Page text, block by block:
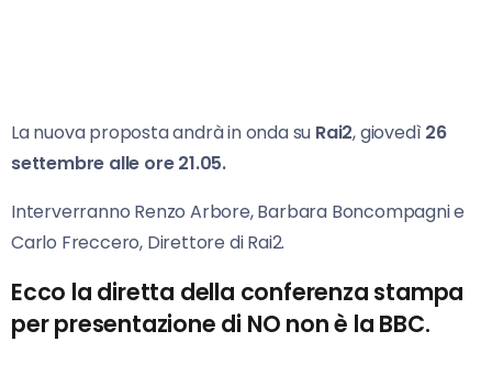
La nuova proposta andrà in onda su Rai2, giovedì26
settembre alle ore 21.05.
Interverranno Renzo Arbore, Barbara Boncompagnie
Carlo Freccero, Direttore di Rai2.
Ecco la diretta della conferenza stampa
per presentazione di NO non è la BBC.